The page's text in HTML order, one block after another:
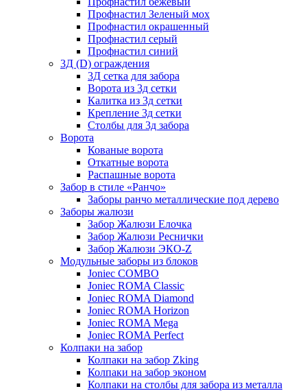
Профнастил Зеленый мох
Профнастил окрашенный
Профнастил серый
Профнастил синий
3Д (D) ограждения
3Д сетка для забора
Ворота из 3д сетки
Калитка из 3д сетки
Крепление 3д сетки
Столбы для 3д забора
Ворота
Кованые ворота
Откатные ворота
Распашные ворота
Забор в стиле «Ранчо»
Заборы ранчо металлические под дерево
Заборы жалюзи
Забор Жалюзи Елочка
Забор Жалюзи Реснички
Забор Жалюзи ЭКО-Z
Модульные заборы из блоков
Joniec COMBO
Joniec ROMA Classic
Joniec ROMA Diamond
Joniec ROMA Horizon
Joniec ROMA Mega
Joniec ROMA Perfect
Колпаки на забор
Колпаки на забор Zking
Колпаки на забор эконом
Колпаки на столбы для забора из металла